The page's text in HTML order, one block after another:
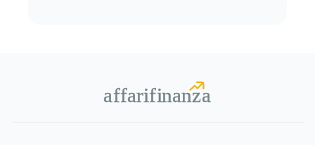
affarifinanza
affarifinanza